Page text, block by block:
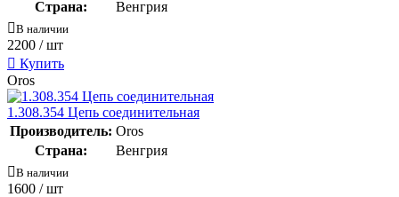
Страна:
Венгрия
В наличии
2200 / шт
Купить
Oros
1.308.354 Цепь соединительная
Производитель: Oros
Страна:
Венгрия
В наличии
1600 / шт